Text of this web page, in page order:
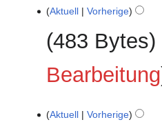
e
t
u
n
g
z
e
a
r
e
u
Aktuell Vorherige
483 Bytes
Bearbeitung
Aktuell Vorherige